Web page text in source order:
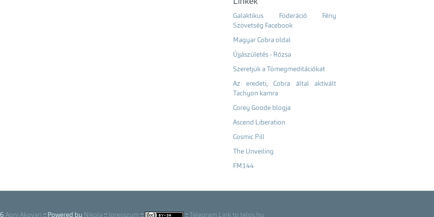
Galaktikus Föderáció Fény
Szövetség Facebook
Magyar Cobra oldal
Újjászületés - Rózsa
Szeretjük a Tömegmeditációkat
Az eredeti, Cobra által aktivált
Tachyon kamra
Corey Goode blogja
Ascend Liberation
Cosmic Pill
The Unveiling
FM144
Agni Akovari :: Powered by Nikola :: Ipresszum :: :: Telegram Link to telos.hu